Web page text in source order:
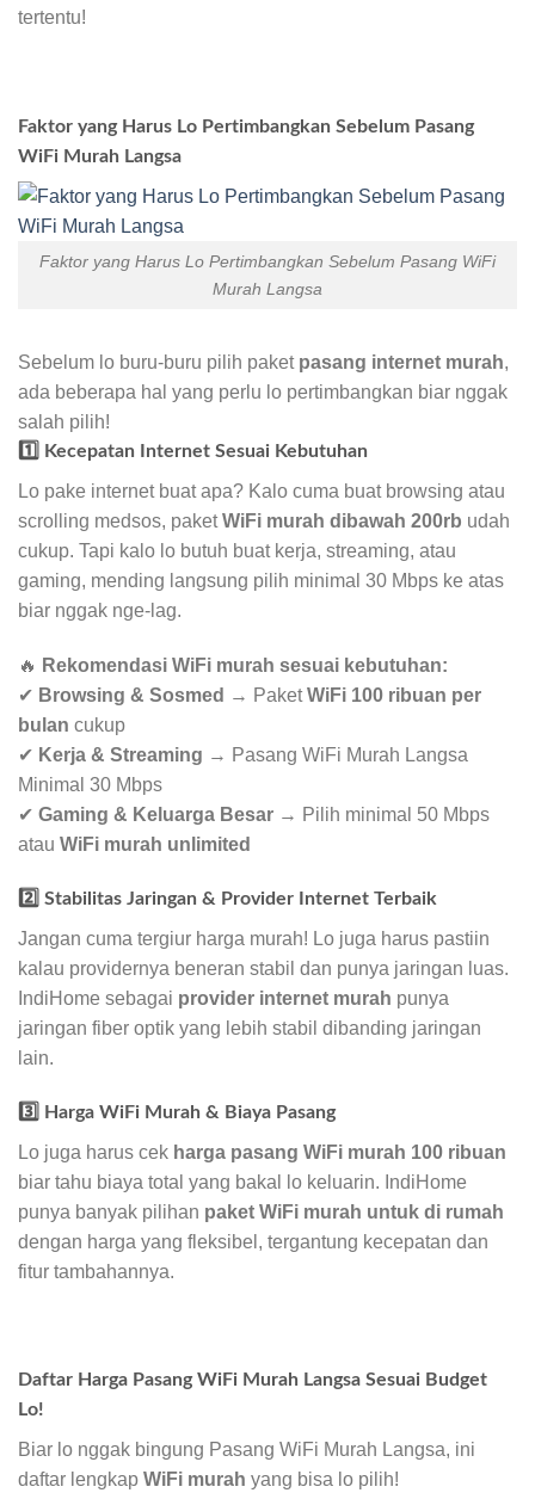
tertentu!
Faktor yang Harus Lo Pertimbangkan Sebelum Pasang
WiFi Murah Langsa
Faktor yang Harus Lo Pertimbangkan Sebelum Pasang WiFi
Murah Langsa
Sebelum lo buru-buru pilih paket pasang internet murah,
ada beberapa hal yang perlu lo pertimbangkan biar nggak
salah pilih!
1️⃣ Kecepatan Internet Sesuai Kebutuhan
Lo pake internet buat apa? Kalo cuma buat browsing atau
scrolling medsos, paketWiFi murah dibawah 200rb udah
cukup. Tapi kalo lo butuh buat kerja, streaming, atau
gaming, mending langsung pilih minimal 30 Mbps ke atas
biar nggak nge-lag.
🔥 Rekomendasi WiFi murah sesuai kebutuhan:
✔ Browsing & Sosmed → PaketWiFi 100 ribuan per
bulan cukup
✔ Kerja & Streaming → Pasang WiFi Murah Langsa
Minimal 30 Mbps
✔ Gaming & Keluarga Besar → Pilih minimal 50 Mbps
atau WiFi murah unlimited
2️⃣ Stabilitas Jaringan & Provider Internet Terbaik
Jangan cuma tergiur harga murah! Lo juga harus pastiin
kalau providernya beneran stabil dan punya jaringan luas.
IndiHome sebagai provider internet murah punya
jaringan fiber optik yang lebih stabil dibanding jaringan
lain.
3️⃣ Harga WiFi Murah & Biaya Pasang
Lo juga harus cek harga pasang WiFi murah 100 ribuan
biar tahu biaya total yang bakal lo keluarin. IndiHome
punya banyak pilihan paket WiFi murah untuk di rumah
dengan harga yang fleksibel, tergantung kecepatan dan
fitur tambahannya.
Daftar Harga Pasang WiFi Murah Langsa Sesuai Budget
Lo!
Biar lo nggak bingung Pasang WiFi Murah Langsa, ini
daftar lengkap WiFi murah yang bisa lo pilih!